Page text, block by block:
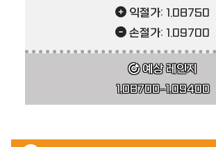
익절가: 1.08750
손절가: 1.09700
예상 레인지
1.08700–1.09400